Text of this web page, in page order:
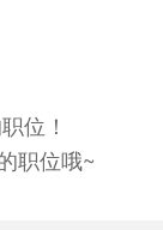
位！
职位哦~